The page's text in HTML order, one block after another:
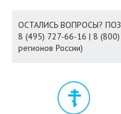
ОСТАЛИСЬ ВОПРОСЫ?
8 (495) 727-66-16 | 8
регионов России)